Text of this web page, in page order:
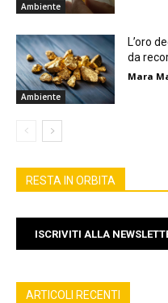
Ambiente
Ambiente
L’oro
da
Mara
RESTA IN ORBITA
ISCRIVITI ALLA
ARTICOLI RECENTI